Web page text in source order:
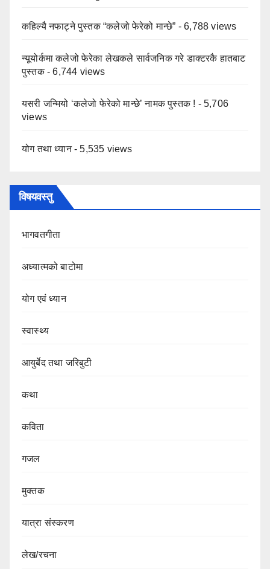
कहिल्यै नफाट्ने पुस्तक “कलेजो फेरेको मान्छे” - 6,788 views
न्यूयोर्कमा कलेजो फेरेका लेखकले सार्वजनिक गरे डाक्टरकै हातबाट
पुस्तक- 6,744 views
यसरी जन्मियो ‘कलेजो फेरेको मान्छे’ नामक पुस्तक ! - 5,706
views
योग तथा ध्यान- 5,535 views
विषयवस्तु
भागवतगीता
अध्यात्मको बाटोमा
योग एवं ध्यान
स्वास्थ्य
आयुर्बेद तथा जरिबुटी
कथा
कविता
गजल
मुक्तक
यात्रा संस्करण
लेख/रचना